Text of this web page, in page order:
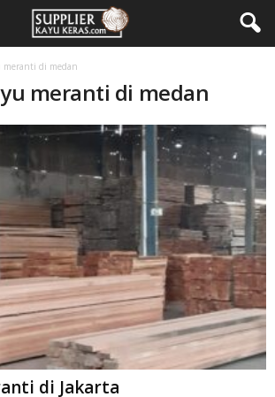
meranti di medan
meranti di medan
di Jakarta